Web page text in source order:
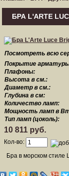
БРА L'ARTE
Посмотреть всю
Покрытие
Плафоны:
Высота в см.:
Диаметр в см.:
Глубина в см:
Количество ламп:
Мощность ламп в
Тип ламп (цоколь):
10 811 руб.
Кол-во:
Бра в морском стиле